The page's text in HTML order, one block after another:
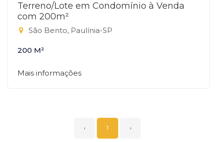
Terreno/Lote em Condomínio à Venda
com 200m²
São Bento, Paulínia-SP
200 M²
Mais informações
‹ 1 ›